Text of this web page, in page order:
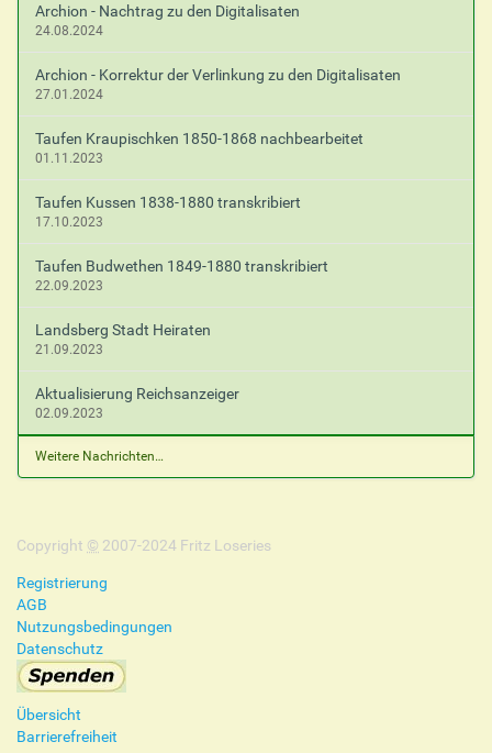
Archion - Nachtrag zu den Digitalisaten
24.08.2024
Archion - Korrektur der Verlinkung zu den Digitalisaten
27.01.2024
Taufen Kraupischken 1850-1868 nachbearbeitet
01.11.2023
Taufen Kussen 1838-1880 transkribiert
17.10.2023
Taufen Budwethen 1849-1880 transkribiert
22.09.2023
Landsberg Stadt Heiraten
21.09.2023
Aktualisierung Reichsanzeiger
02.09.2023
Weitere Nachrichten…
Copyright © 2007-2024 Fritz Loseries
Registrierung
AGB
Nutzungsbedingungen
Datenschutz
Übersicht
Barrierefreiheit